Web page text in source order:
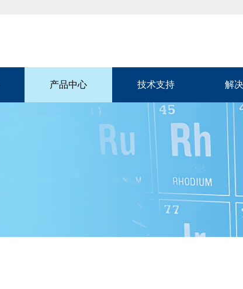
产品中心 技术支持 解